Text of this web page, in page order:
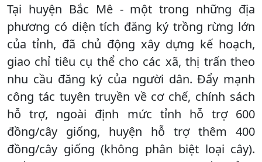
Tại huyện Bắc Mê - một trong những địa
phương có diện tích đăng ký trồng rừng lớn
của tỉnh, đã chủ động xây dựng kế hoạch,
giao chỉ tiêu cụ thể cho các xã, thị trấn theo
nhu cầu đăng ký của người dân. Đẩy mạnh
công tác tuyên truyền về cơ chế, chính sách
hỗ trợ, ngoài định mức tỉnh hỗ trợ 600
đồng/cây giống, huyện hỗ trợ thêm 400
đồng/cây giống (không phân biệt loại cây).